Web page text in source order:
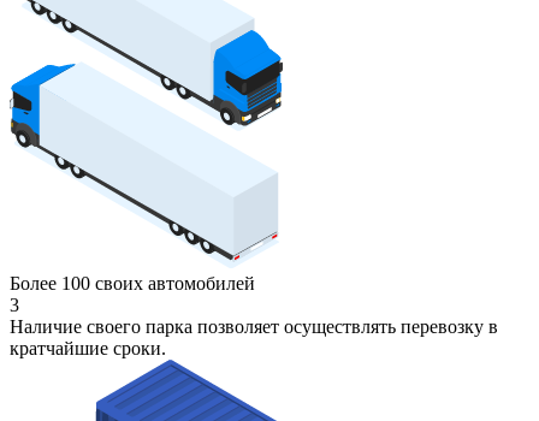
Более 100 своих автомобилей
3
Наличие своего парка позволяет осуществлять перевозку в
кратчайшие сроки.